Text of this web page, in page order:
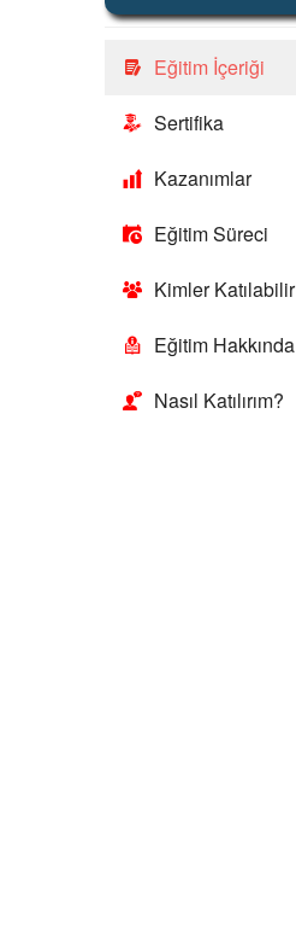
Eğitim İçeriği
Sertifika
Kazanımlar
Eğitim Süreci
Kimler Katılabilir
Eğitim Hakkında
Nasıl Katılırım?